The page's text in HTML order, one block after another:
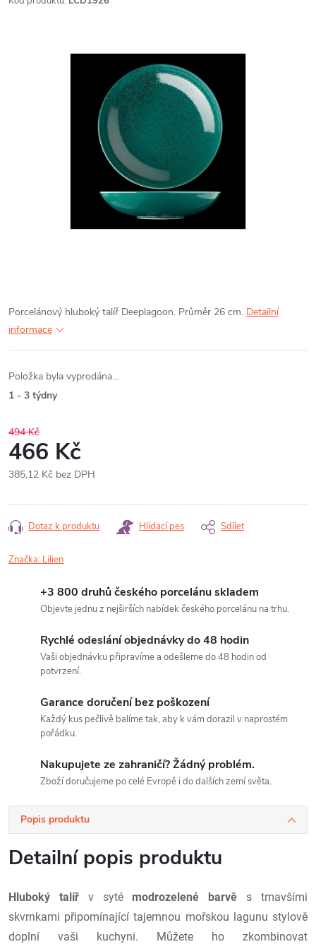
Porcelánový hluboký talíř Deeplagoon. Průměr 26 cm. Detailní
informace
Položka byla vyprodána…
1 - 3 týdny
494 Kč
466 Kč
385,12 Kč bez DPH
cena:
Dotaz k produktu Hlídací pes Sdílet
Značka: Lilien
+3 800 druhů českého porcelánu skladem
Objevte jednu z nejširších nabídek českého porcelánu na trhu.
Rychlé odeslání objednávky do 48 hodin
Vaši objednávku připravíme a odešleme do 48 hodin od
potvrzení.
Garance doručení bez poškození
Každý kus pečlivě balíme tak, aby k vám dorazil v naprostém
pořádku.
Nakupujete ze zahraničí? Žádný problém.
Zboží doručujeme po celé Evropě i do dalších zemí světa.
Popis produktu
Detailní popis produktu
Hluboký talířv syté modrozelené barvě s tmavšími
skvrnkami připomínající tajemnou mořskou lagunu stylově
doplní vaši kuchyni. Můžete ho zkombinovat